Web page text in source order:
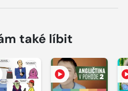
také líbit